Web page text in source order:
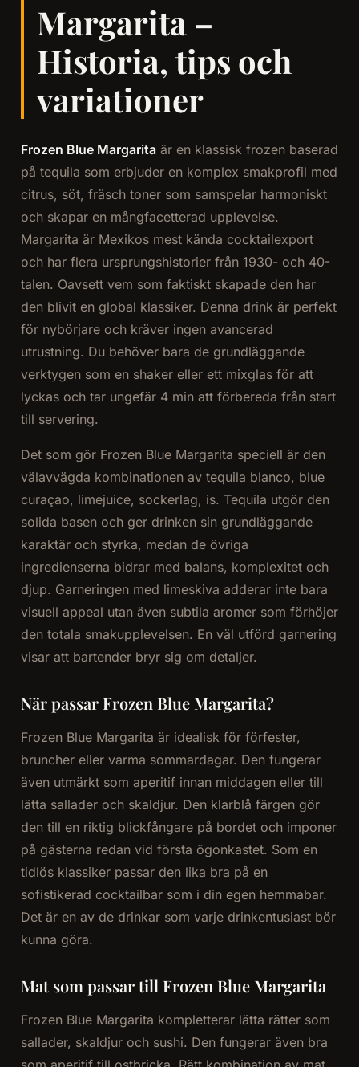
Margarita –
Historia, tips och
variationer
Frozen Blue Margaritaär en klassisk frozen baserad
på tequila som erbjuder en komplex smakprofil med
citrus, söt, fräsch toner som samspelar harmoniskt
och skapar en mångfacetterad upplevelse.
Margarita är Mexikos mest kända cocktailexport
och har flera ursprungshistorier från 1930- och 40-
talen. Oavsett vem som faktiskt skapade den har
den blivit en global klassiker. Denna drink är perfekt
för nybörjare och kräver ingen avancerad
utrustning. Du behöver bara de grundläggande
verktygen som en shaker eller ett mixglas för att
lyckas och tar ungefär 4 min att förbereda från start
till servering.
Det som gör Frozen Blue Margarita speciell är den
välavvägda kombinationen av tequila blanco, blue
curaçao, limejuice, sockerlag, is. Tequila utgör den
solida basen och ger drinken sin grundläggande
karaktär och styrka, medan de övriga
ingredienserna bidrar med balans, komplexitet och
djup. Garneringen med limeskiva adderar inte bara
visuell appeal utan även subtila aromer som förhöjer
den totala smakupplevelsen. En väl utförd garnering
visar att bartender bryr sig om detaljer.
När passar Frozen Blue Margarita?
Frozen Blue Margarita är idealisk för förfester,
bruncher eller varma sommardagar. Den fungerar
även utmärkt som aperitif innan middagen eller till
lätta sallader och skaldjur. Den klarblå färgen gör
den till en riktig blickfångare på bordet och imponer
på gästerna redan vid första ögonkastet. Som en
tidlös klassiker passar den lika bra på en
sofistikerad cocktailbar som i din egen hemmabar.
Det är en av de drinkar som varje drinkentusiast bör
kunna göra.
Mat som passar till Frozen Blue Margarita
Frozen Blue Margarita kompletterar lätta rätter som
sallader, skaldjur och sushi. Den fungerar även bra